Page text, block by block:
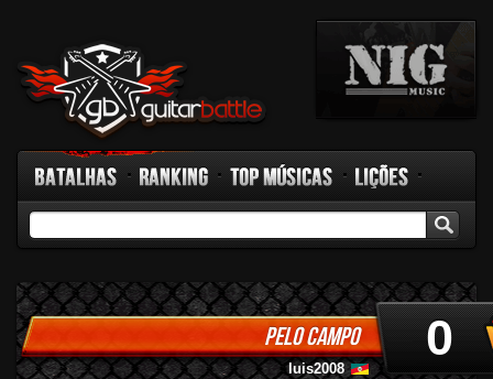
GB TV
Rádio Fórum Facebook
PELO CAMPO 0
-
luis2008